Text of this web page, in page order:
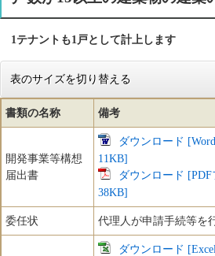
1テナントも1戸として計上します
表のサイズを切り替える
書類の名称 備考
開発事業等構想
届出書
ダウンロード
11KB]
ダウンロード [PDF
38KB]
委任状 代理人が申請手続等を
ダウンロード